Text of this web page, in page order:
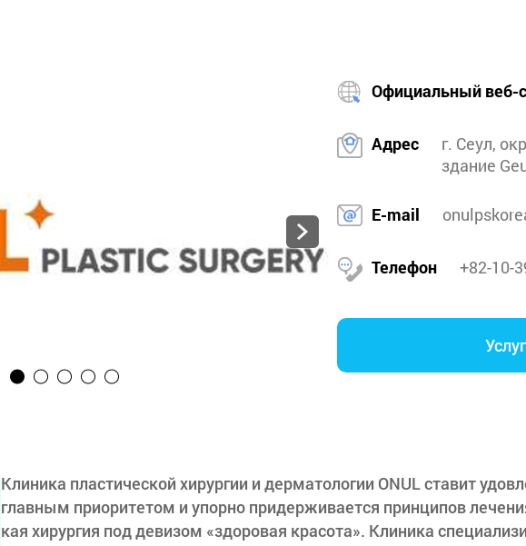
Официальный веб-
Адрес
г. Сеул,
здание
E-mail
Телефон +82-10-
Клиника пластической хирургии и дерматологии ONUL ставит
главным приоритетом и упорно придерживается принципов
кая хирургия под девизом «здоровая красота». Клиника